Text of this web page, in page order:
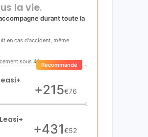
la vie.
durant toute la
en cas d'accident, même
sous 48h
+215€76
Recommandé
+431€52